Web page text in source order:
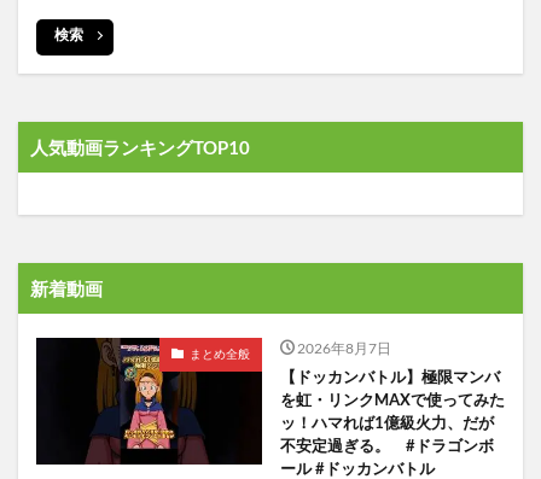
検索
人気動画ランキングTOP10
新着動画
まとめ全般 2026年8月7日
【ドッカンバトル】極限マンバ
を虹・リンクMAXで使ってみた
ッ！ハマれば1億級火力、だが
不安定過ぎる。 #ドラゴンボ
ール #ドッカンバトル